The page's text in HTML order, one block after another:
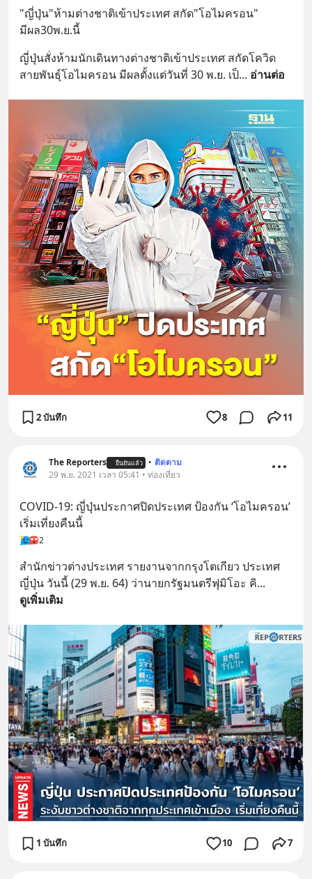
"ญี่ปุ่น"ห้ามต่างชาติเข้าประเทศ สกัด"โอไมครอน"
มีผล30พ.ย.นี้
ญี่ปุ่นสั่งห้ามนักเดินทางต่างชาติเข้าประเทศ สกัดโควิด
สายพันธุ์โอไมครอน มีผลตั้งแต่วันที่ 30 พ.ย. เป็... อ่านต่อ
2 บันทึก 8 11
The Reporters ยืนยันแล้ว • ติดตาม
29 พ.ย. 2021 เวลา 05:41 • ท่องเที่ยว
COVID-19: ญี่ปุ่นประกาศปิดประเทศ ป้องกัน ‘โอไมครอน’
เริ่มเที่ยงคืนนี้
2
สำนักข่าวต่างประเทศ รายงานจากกรุงโตเกียว ประเทศ
ญี่ปุ่น วันนี้ (29 พ.ย. 64) ว่านายกรัฐมนตรีฟุมิโอะ คิ...
ดูเพิ่มเติม
1 บันทึก 10 7